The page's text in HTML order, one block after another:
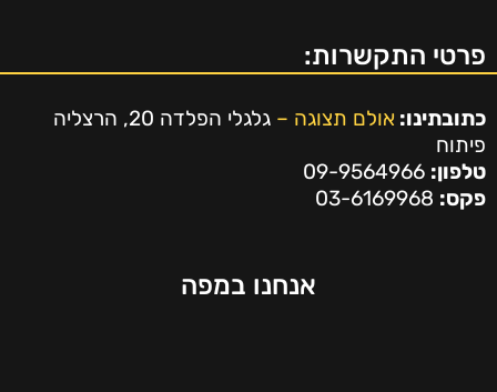
פרטי התקשרות:
כתובתינו: אולם תצוגה –
גלגלי הפלדה 20, הרצליה
פיתוח
טלפון:
פקס:
אנחנו במפה